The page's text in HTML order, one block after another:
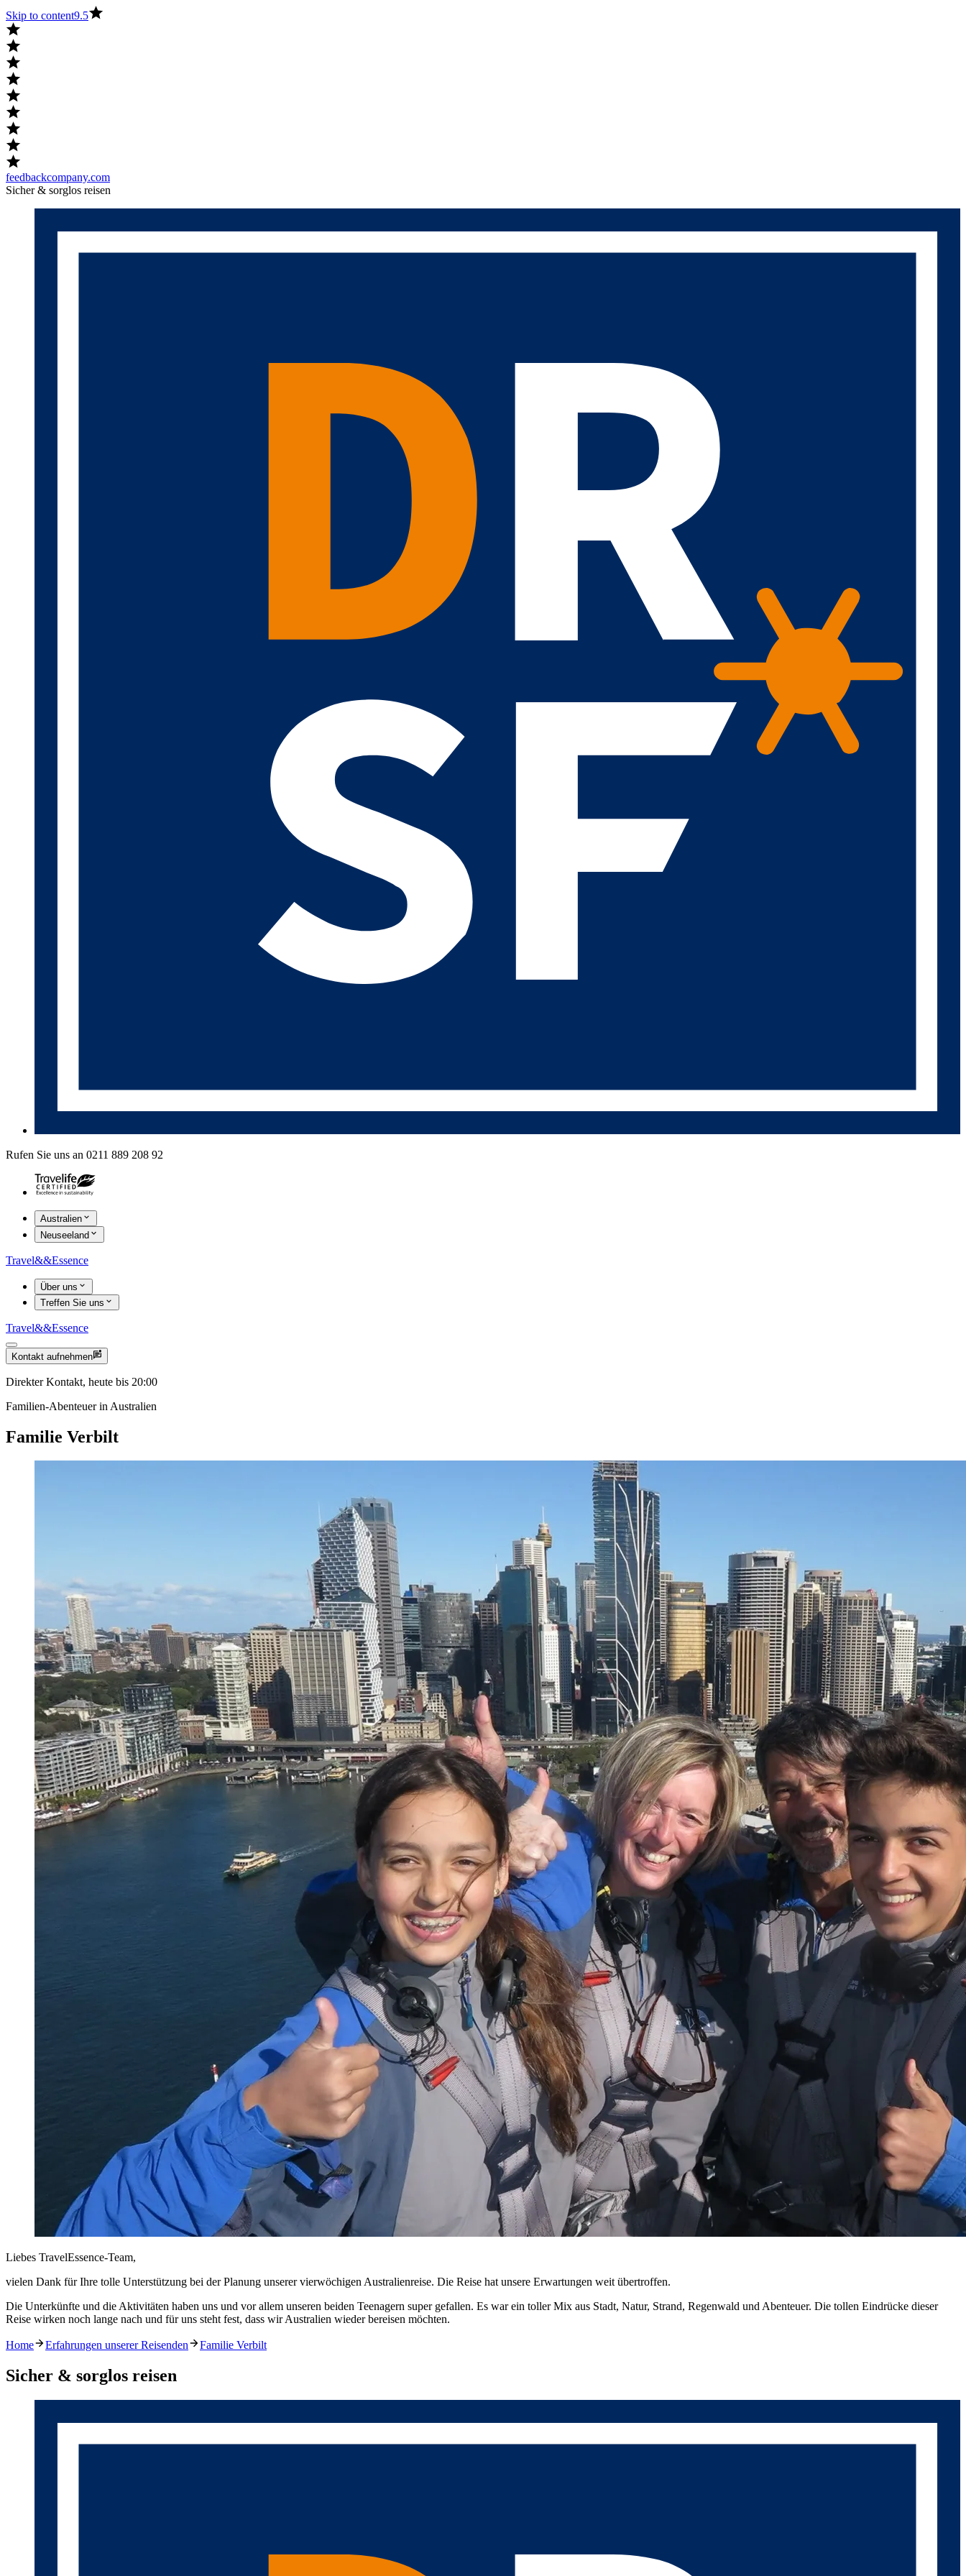
Skip to content9.5
feedbackcompany.com
Sicher & sorglos reisen
Rufen Sie uns an 0211 889 208 92
Australien
Neuseeland
Travel&&Essence
Über uns
Treffen Sie uns
Travel&&Essence
Kontakt aufnehmen
Direkter Kontakt, heute bis 20:00
Familien-Abenteuer in Australien
Familie Verbilt
Liebes TravelEssence-Team,
vielen Dank für Ihre tolle Unterstützung bei der Planung unserer vierwöchigen Australienreise. Die Reise hat unsere Erwartungen weit übertroffen.
Die Unterkünfte und die Aktivitäten haben uns und vor allem unseren beiden Teenagern super gefallen. Es war ein toller Mix aus Stadt, Natur, Strand, Regenwald und Abenteuer. Die tollen Eindrücke dieser
Reise wirken noch lange nach und für uns steht fest, dass wir Australien wieder bereisen möchten.
Home Erfahrungen unserer Reisenden Familie Verbilt
Sicher & sorglos reisen